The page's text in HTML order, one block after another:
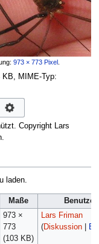
973 × 773 Pixel.
KB, MIME-Typ:
Copyright Lars
laden.
Maße
Benutzer
973 ×
773
(103 KB)
Lars Friman
(Diskussion|